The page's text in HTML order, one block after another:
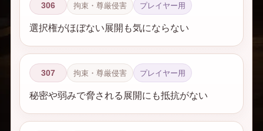
306 拘束・尊厳侵害 プレイヤー用
選択権がほぼない展開も気にならない
307 拘束・尊厳侵害 プレイヤー用
秘密や弱みで脅される展開にも抵抗がない